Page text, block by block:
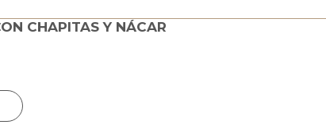
CHAPITAS Y NÁCAR